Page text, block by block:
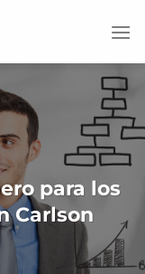
para los
Carlson